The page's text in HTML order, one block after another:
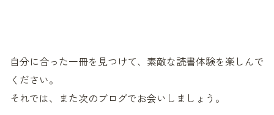
自分に合った一冊を見つけて、素敵な読書体験を楽しんで
ください。
それでは、また次のブログでお会いしましょう。